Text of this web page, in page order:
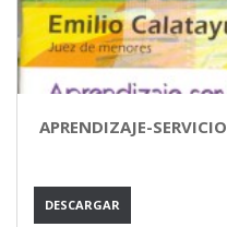
APRENDIZAJE-SERVICIO
DESCARGAR